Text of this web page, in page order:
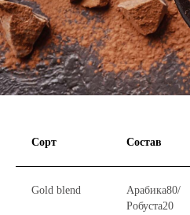
Сорт Состав
Gold blend
Арабика80/
Робуста20